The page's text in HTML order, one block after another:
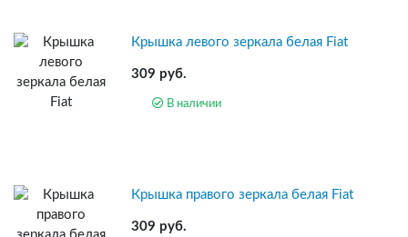
Крышка левого зеркала белая Fiat
309 руб.
В наличии
Крышка правого зеркала белая Fiat
309 руб.